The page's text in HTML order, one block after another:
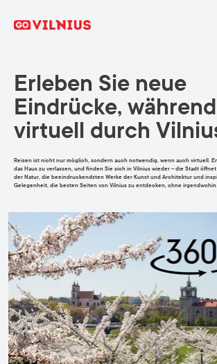
Erleben Sie neue
Eindrücke,
virtuell durch
Reisen ist nicht nur möglich, sondern auch notwendig, wenn auch virtuell.
das Haus zu verlassen, und finden Sie sich in Vilnius wieder – die Stadt
der Natur, die beeindruckendsten Werke der Kunst und Architektur und
Gelegenheit, die besten Seiten von Vilnius zu entdecken, ohne irgendwohin